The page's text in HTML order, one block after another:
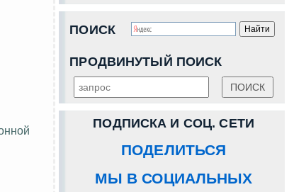
ПОИСК
ПРОДВИНУТЫЙ ПОИСК
ПОДПИСКА И СОЦ. СЕТИ
ПОДЕЛИТЬСЯ
МЫ В СОЦИАЛЬНЫХ